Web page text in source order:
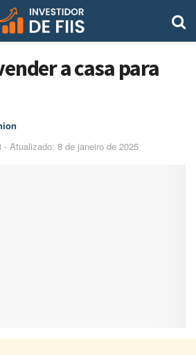
a casa para
- Atualizado: 8 de janeiro de 2025